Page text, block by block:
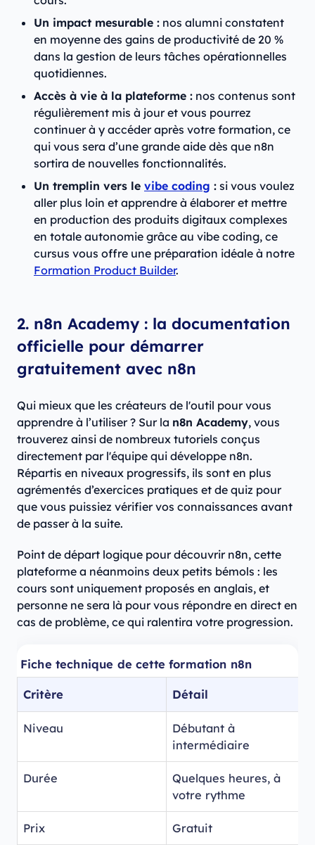
Un impact mesurable : nos alumni constatent
en moyenne des gains de productivité de 20 %
dans la gestion de leurs tâches opérationnelles
quotidiennes.
Accès à vie à la plateforme : nos contenus sont
régulièrement mis à jour et vous pourrez
continuer à y accéder après votre formation, ce
qui vous sera d’une grande aide dès que n8n
sortira de nouvelles fonctionnalités.
Un tremplin vers le vibe coding : si vous voulez
aller plus loin et apprendre à élaborer et mettre
en production des produits digitaux complexes
en totale autonomie grâce au vibe coding, ce
cursus vous offre une préparation idéale à notre
Formation Product Builder.
2. n8n Academy : la documentation
officielle pour démarrer
gratuitement avec n8n
Qui mieux que les créateurs de l'outil pour vous
apprendre à l’utiliser ? Sur la n8n Academy, vous
trouverez ainsi de nombreux tutoriels conçus
directement par l'équipe qui développe n8n.
Répartis en niveaux progressifs, ils sont en plus
agrémentés d’exercices pratiques et de quiz pour
que vous puissiez vérifier vos connaissances avant
de passer à la suite.
Point de départ logique pour découvrir n8n, cette
plateforme a néanmoins deux petits bémols : les
cours sont uniquement proposés en anglais, et
personne ne sera là pour vous répondre en direct en
cas de problème, ce qui ralentira votre progression.
Fiche technique de cette formation n8n
Critère Détail
Niveau
Débutant à
intermédiaire
Durée
Quelques heures, à
votre rythme
Prix Gratuit